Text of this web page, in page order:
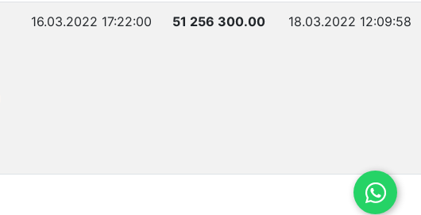
16.03.2022 17:22:00 51 256 300.00 18.03.2022 12:09:58